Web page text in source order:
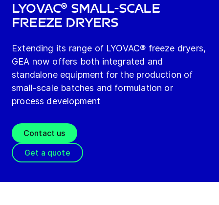
LYOVAC® Small-Scale
Freeze Dryers
Extending its range of LYOVAC® freeze dryers,
GEA now offers both integrated and
standalone equipment for the production of
small-scale batches and formulation or
process development
Contact us
Get a quote